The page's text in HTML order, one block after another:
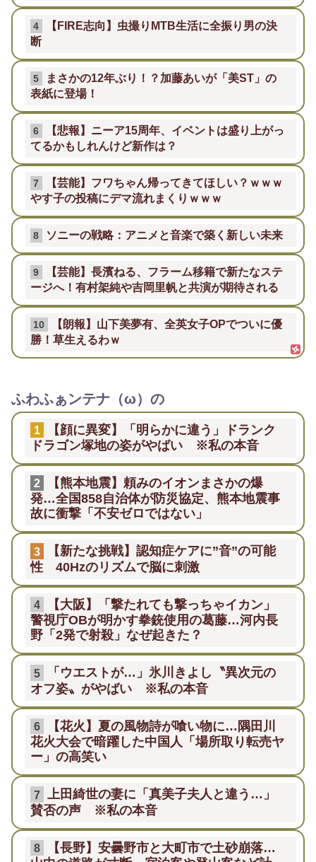
4
【FIRE志向】虫撮りMTB生活に全振り男の決
断
5
まさかの12年ぶり！？加藤あいが「美ST」の
表紙に登場！
6
【悲報】ニーア15周年、イベントは盛り上がっ
てるかもしれんけど新作は？
7
【芸能】フワちゃん帰ってきてほしい？ｗｗｗ
やす子の投稿にデマ流れまくりｗｗｗ
8 ソニーの戦略：アニメと音楽で築く新しい未来
9
【芸能】長濱ねる、フラーム移籍で新たなステ
ージへ！有村架純や吉岡里帆と共演が期待される
10
【朗報】山下美夢有、全英女子OPでついに優
勝！草生えるわｗ
ふわふぁンテナ（ω）の
1
【顔に異変】「明らかに違う」ドランク
ドラゴン塚地の姿がやばい ※私の本音
2
【熊本地震】頼みのイオンまさかの爆
発…全国858自治体が防災協定、熊本地震事
故に衝撃「不安ゼロではない」
3
【新たな挑戦】認知症ケアに”音”の可能
性 40Hzのリズムで脳に刺激
4
【大阪】「撃たれても撃っちゃイカン」
警視庁OBが明かす拳銃使用の葛藤…河内長
野「2発で射殺」なぜ起きた？
5
「ウエストが…」氷川きよし〝異次元の
オフ姿〟がやばい ※私の本音
6
【花火】夏の風物詩が喰い物に…隅田川
花火大会で暗躍した中国人「場所取り転売ヤ
ー」の高笑い
7 上田綺世の妻に「真美子夫人と違う…」
賛否の声 ※私の本音
8
【長野】安曇野市と大町市で土砂崩落…